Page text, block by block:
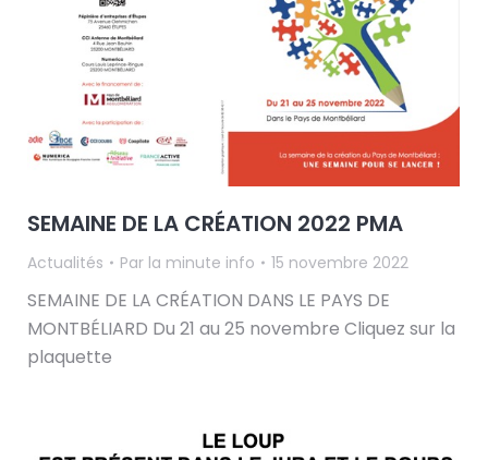
SEMAINE DE LA CRÉATION 2022 PMA
Actualités Par la minute info 15 novembre 2022
SEMAINE DE LA CRÉATION DANS LE PAYS DE
MONTBÉLIARD Du 21 au 25 novembre Cliquez sur la
plaquette